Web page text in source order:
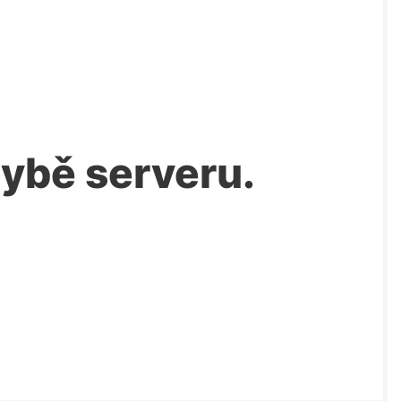
serveru.